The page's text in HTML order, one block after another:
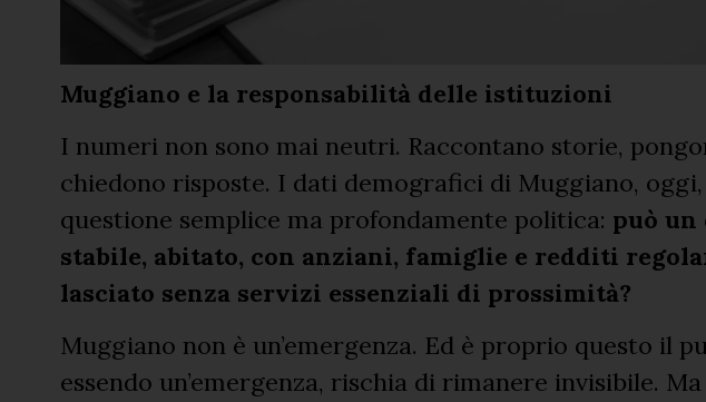
Muggiano e la responsabilità delle istituzioni
I numeri non sono mai neutri. Raccontano storie,
chiedono risposte. I dati demografici di Muggiano,
questione semplice ma profondamente politica: può
stabile, abitato, con anziani, famiglie e redditi
lasciato senza servizi essenziali di prossimità?
Muggiano non è un’emergenza. Ed è proprio questo il
essendo un’emergenza, rischia di rimanere invisibile.